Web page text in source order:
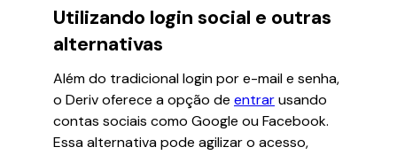
Utilizando login social e outras
alternativas
Além do tradicional login por e-mail e senha,
o Deriv oferece a opção de entrarusando
contas sociais como Google ou Facebook.
Essa alternativa pode agilizar o acesso,